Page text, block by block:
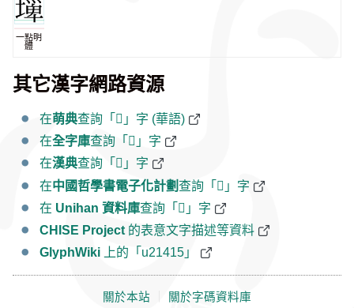
一點明
體
其它漢字網路資源
在萌典查詢「𡐕」字 (華語)
在全字庫查詢「𡐕」字
在漢典查詢「𡐕」字
在中國哲學書電子化計劃查詢「𡐕」字
在 Unihan 資料庫查詢「𡐕」字
CHISE Project 的表意文字描述等資料
GlyphWiki 上的「u21415」
關於本站 關於字碼資料庫